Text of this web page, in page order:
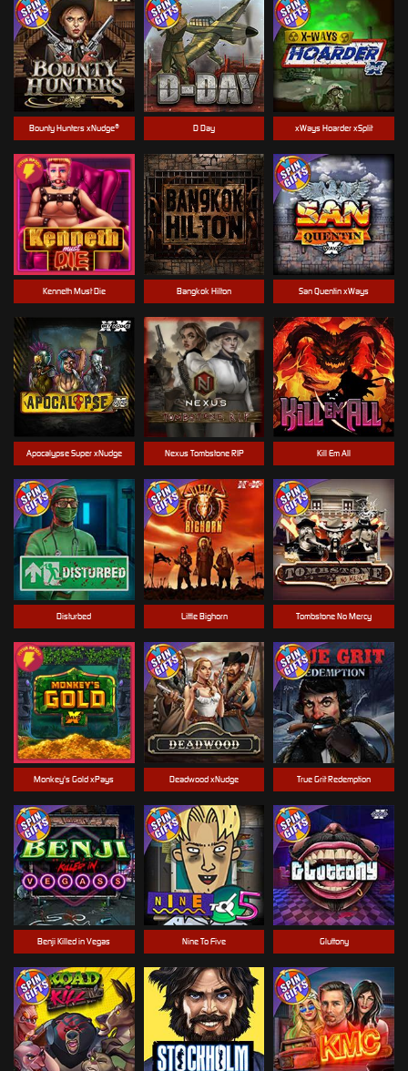
Kill Em All
Apocalypse Super xNudge
Bangkok Hilton
Nexus Tombstone RIP
Kenneth Must Die
Tombstone No Mercy
Nine To Five
Bounty Hunters xNudge®
Monkey's Gold xPays
Little Bighorn
Benji Killed in Vegas
San Quentin xWays
Gluttony
Deadwood xNudge
Disturbed
True Grit Redemption
xWays Hoarder xSplit
D Day